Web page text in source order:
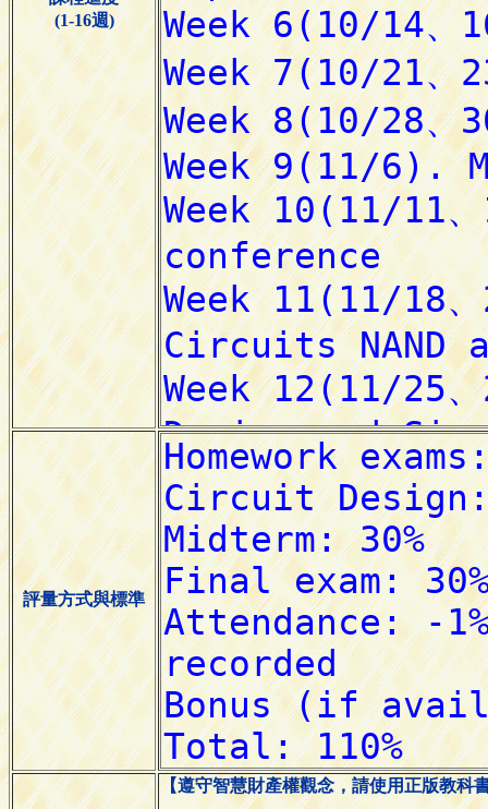
(1-16週)
評量方式與標準
【遵守智慧財產權觀念，請使用正版教科